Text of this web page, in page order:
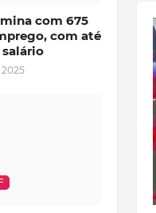
com 675
com até